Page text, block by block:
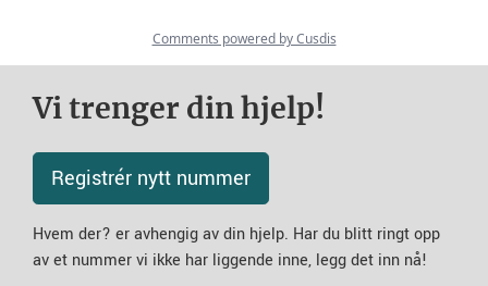
Vi trenger din hjelp!
Registrér nytt nummer
Hvem der? er avhengig av din hjelp. Har du blitt ringt opp
av et nummer vi ikke har liggende inne, legg det inn nå!